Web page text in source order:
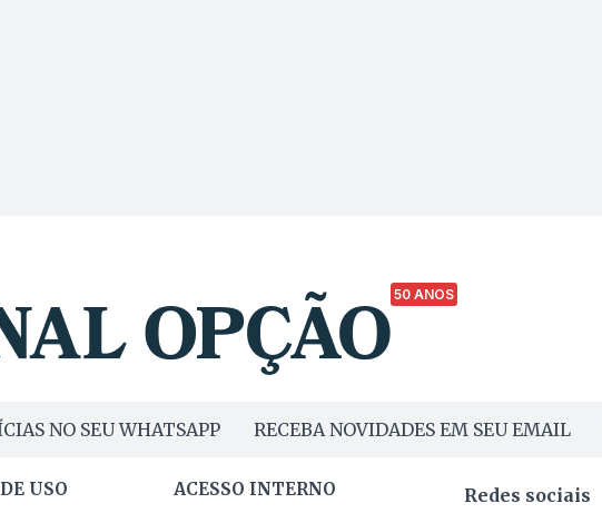
50 ANOS
NO SEU WHATSAPP RECEBA NOVIDADES EM SEU EMAIL
USO ACESSO INTERNO Redes sociais